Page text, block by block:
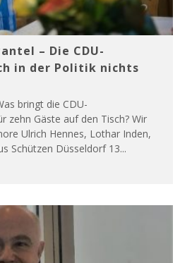
– Die CDU-
in der Politik nichts
bringt die CDU-
zehn Gäste auf den Tisch? Wir
Ulrich Hennes, Lothar Inden,
Schützen Düsseldorf 13...